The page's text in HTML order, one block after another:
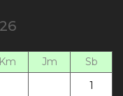
Km Jm
Sb
1